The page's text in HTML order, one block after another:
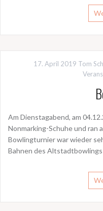
17. April 2019 Tom
Am Dienstagabend, am
Nonmarking-Schuhe und ran
Bowlingturnier war wieder
Bahnen des